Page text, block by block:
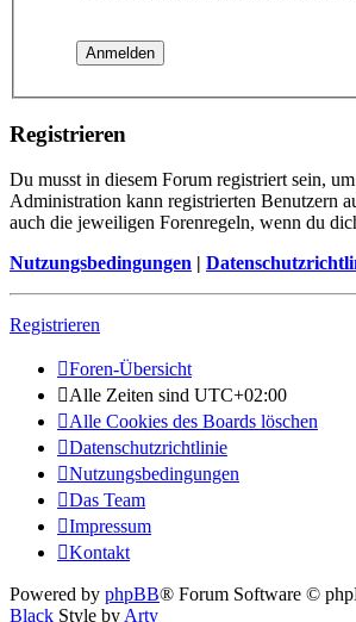
Registrieren
Du musst in diesem Forum registriert sein,
Administration kann registrierten Benutzern
auch die jeweiligen Forenregeln, wenn du
Nutzungsbedingungen |
Registrieren
Foren-Übersicht
Alle Zeiten sind UTC+02:00
Alle Cookies des Boards löschen
Datenschutzrichtlinie
Nutzungsbedingungen
Das Team
Impressum
Kontakt
Powered by phpBB® Forum Software ©
Black Style by Arty